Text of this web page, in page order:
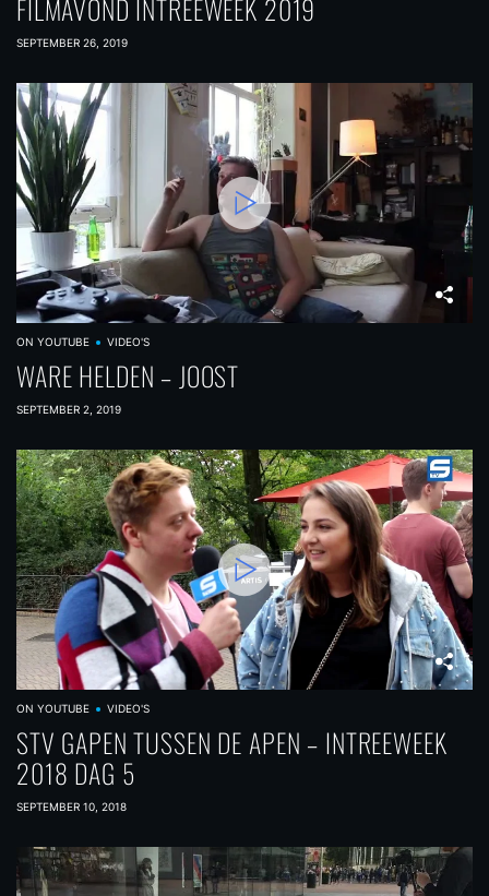
FILMAVOND INTREEWEEK 2019
SEPTEMBER 26, 2019
ON YOUTUBE VIDEO'S
WARE HELDEN – JOOST
SEPTEMBER 2, 2019
ON YOUTUBE VIDEO'S
STV GAPEN TUSSEN DE APEN – INTREEWEEK
2018 DAG 5
SEPTEMBER 10, 2018